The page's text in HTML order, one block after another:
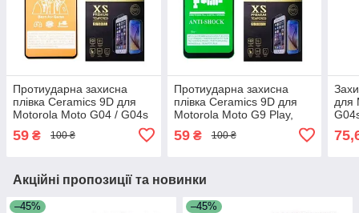
Протиударна захисна
плівка Ceramics 9D для
Motorola Moto G04 / G04s
чорною рамкою, матова
59 ₴ 100 ₴
Протиударна захисна
плівка Ceramics 9D для
Motorola Moto G9 Play,
G30, G50 4G з чорною
59₴ 100 ₴
для
Акційні пропозиції та новинки
–45% –45%